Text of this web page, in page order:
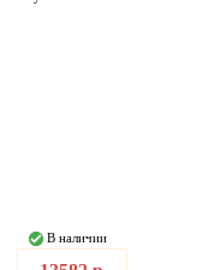
В наличии